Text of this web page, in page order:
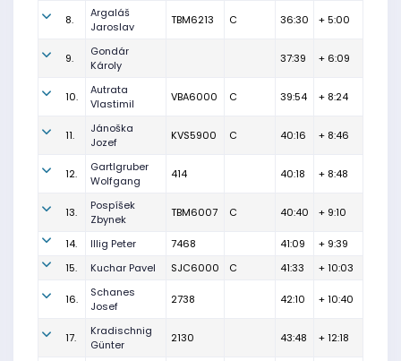
8.
Argaláš
Jaroslav
TBM6213 C 36:30 + 5:00
9.
Gondár
Károly
37:39 + 6:09
10.
Autrata
Vlastimil
VBA6000 C 39:54 + 8:24
11.
Jánoška
Jozef
KVS5900 C 40:16 + 8:46
12.
Gartlgruber
Wolfgang
414 40:18 + 8:48
13.
Pospíšek
Zbynek
TBM6007 C 40:40 + 9:10
14. Illig Peter 7468 41:09
+ 9:39
15.
Kuchar Pavel SJC6000 C 41:33 + 10:03
16.
Schanes
Josef
2738 42:10 + 10:40
17.
Kradischnig
Günter
2130 43:48 + 12:18